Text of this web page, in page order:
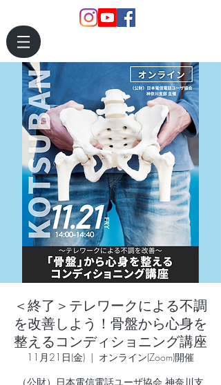
＜終了＞テレワークによる不調
を改善しよう！骨盤から心身を
整えるコンディショニング講座
11月21日(金)
  |
オンライン(Zoom)開催
（公財）日本電信電話ユーザ協会 神奈川支